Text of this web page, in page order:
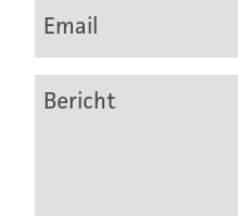
Bericht